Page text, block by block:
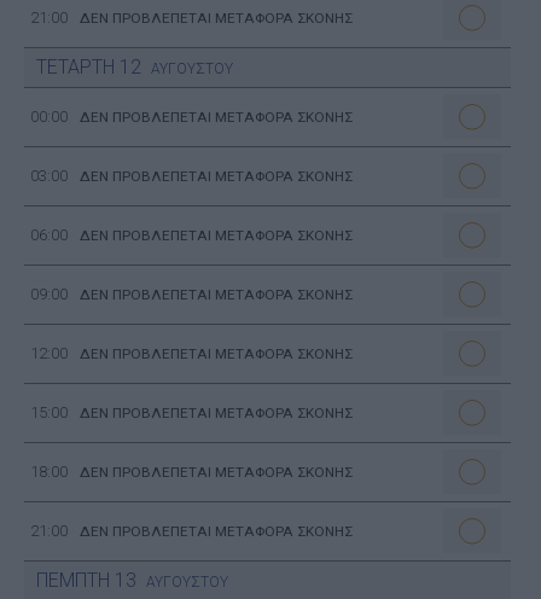
21:00 ΔΕΝ ΠΡΟΒΛΕΠΕΤΑΙ ΜΕΤΑΦΟΡΑ ΣΚΟΝΗΣ
ΤΕΤΑΡΤΗ 12 ΑΥΓΟΥΣΤΟΥ
00:00 ΔΕΝ ΠΡΟΒΛΕΠΕΤΑΙ ΜΕΤΑΦΟΡΑ ΣΚΟΝΗΣ
03:00 ΔΕΝ ΠΡΟΒΛΕΠΕΤΑΙ ΜΕΤΑΦΟΡΑ ΣΚΟΝΗΣ
06:00 ΔΕΝ ΠΡΟΒΛΕΠΕΤΑΙ ΜΕΤΑΦΟΡΑ ΣΚΟΝΗΣ
09:00 ΔΕΝ ΠΡΟΒΛΕΠΕΤΑΙ ΜΕΤΑΦΟΡΑ ΣΚΟΝΗΣ
12:00 ΔΕΝ ΠΡΟΒΛΕΠΕΤΑΙ ΜΕΤΑΦΟΡΑ ΣΚΟΝΗΣ
15:00 ΔΕΝ ΠΡΟΒΛΕΠΕΤΑΙ ΜΕΤΑΦΟΡΑ ΣΚΟΝΗΣ
18:00 ΔΕΝ ΠΡΟΒΛΕΠΕΤΑΙ ΜΕΤΑΦΟΡΑ ΣΚΟΝΗΣ
21:00 ΔΕΝ ΠΡΟΒΛΕΠΕΤΑΙ ΜΕΤΑΦΟΡΑ ΣΚΟΝΗΣ
ΠΕΜΠΤΗ 13 ΑΥΓΟΥΣΤΟΥ